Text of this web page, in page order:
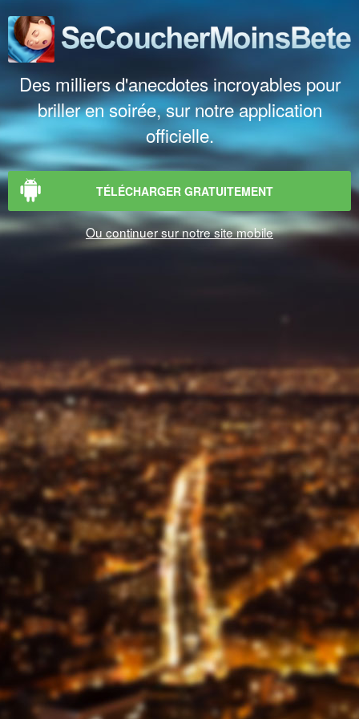
Des milliers d'anecdotes incroyables pour
briller en soirée, sur notre application
officielle.
TÉLÉCHARGER GRATUITEMENT
Ou continuer sur notre site mobile